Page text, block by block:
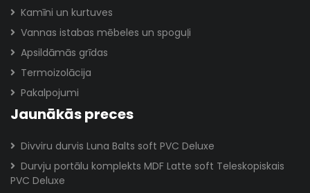
Kamīni un kurtuves
Vannas istabas mēbeles un spoguļi
Apsildāmās grīdas
Termoizolācija
Pakalpojumi
Jaunākās preces
Divviru durvis Luna Balts soft PVC Deluxe
Durvju portālu komplekts MDF Latte soft Teleskopiskais
PVC Deluxe